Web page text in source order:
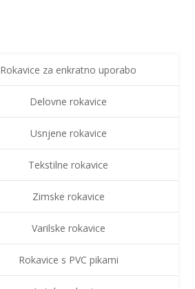
Rokavice za enkratno uporabo
Delovne rokavice
Usnjene rokavice
Tekstilne rokavice
Zimske rokavice
Varilske rokavice
Rokavice s PVC pikami